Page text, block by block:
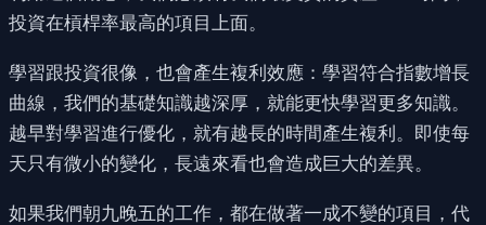
投資在槓桿率最高的項目上面。
學習跟投資很像，也會產生複利效應：學習符合指數增長
曲線，我們的基礎知識越深厚，就能更快學習更多知識。
越早對學習進行優化，就有越長的時間產生複利。即使每
天只有微小的變化，長遠來看也會造成巨大的差異。
如果我們朝九晚五的工作，都在做著一成不變的項目，代